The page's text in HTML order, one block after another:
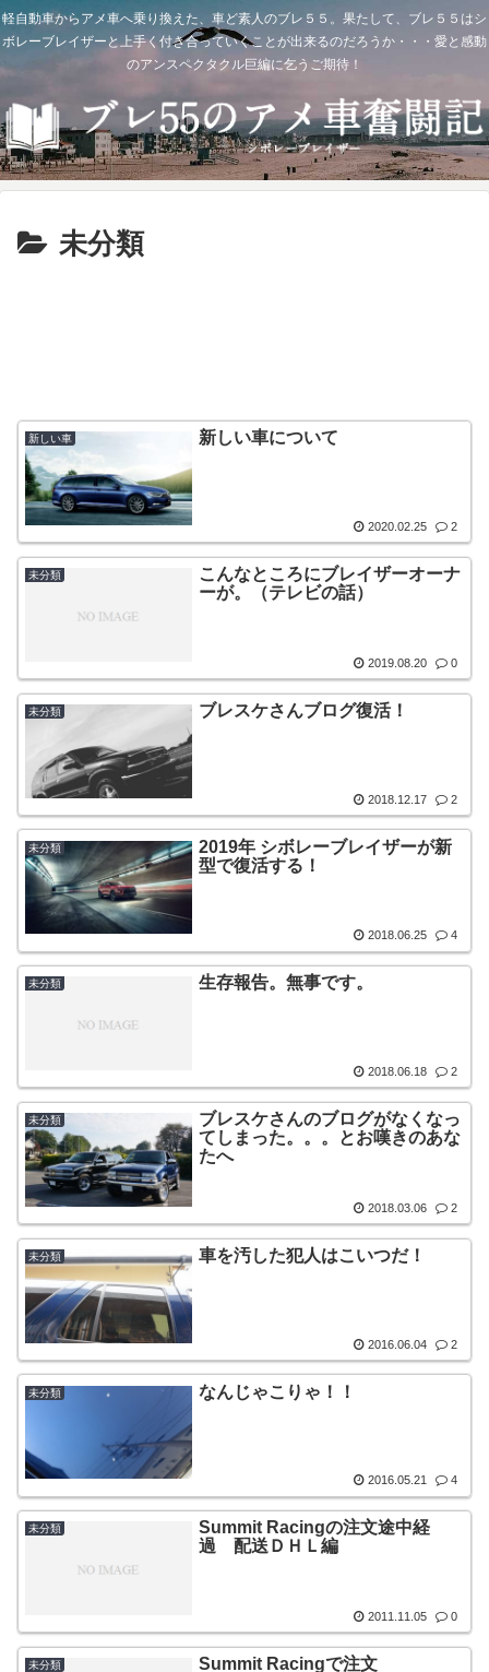
軽自動車からアメ車へ乗り換えた、車ど素人のブレ５５。果たして、ブレ５５はシ
ボレーブレイザーと上手く付き合っていくことが出来るのだろうか・・・愛と感動
のアンスペクタクル巨編に乞うご期待！
未分類
新しい車 新しい車について
2020.02.25 2
未分類
こんなところにブレイザーオーナ
ーが。（テレビの話）
2019.08.20 0
未分類 ブレスケさんブログ復活！
2018.12.17 2
未分類
2019年 シボレーブレイザーが新
型で復活する！
2018.06.25 4
未分類 生存報告。無事です。
2018.06.18 2
未分類
ブレスケさんのブログがなくなっ
てしまった。。。とお嘆きのあな
たへ
2018.03.06 2
未分類 車を汚した犯人はこいつだ！
2016.06.04 2
未分類 なんじゃこりゃ！！
2016.05.21 4
未分類
Summit Racingの注文途中経
過 配送ＤＨＬ編
2011.11.05 0
未分類 Summit Racingで注文